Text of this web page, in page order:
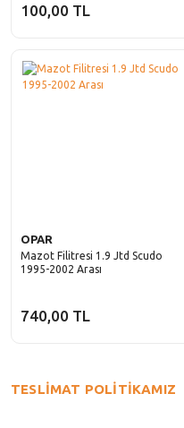
100,00 TL
OPAR
Mazot Filitresi 1.9 Jtd Scudo
1995-2002 Arası
740,00 TL
TESLİMAT POLİTİKAMIZ